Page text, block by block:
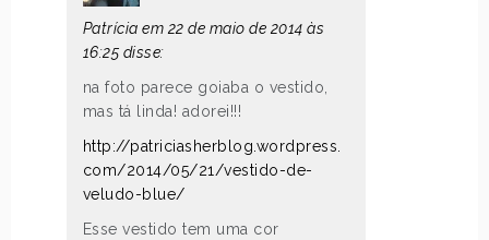
Patrícia em 22 de maio de 2014 às
16:25 disse:
na foto parece goiaba o vestido,
mas tá linda! adorei!!!
http://patriciasherblog.wordpress.
com/2014/05/21/vestido-de-
veludo-blue/
Esse vestido tem uma cor